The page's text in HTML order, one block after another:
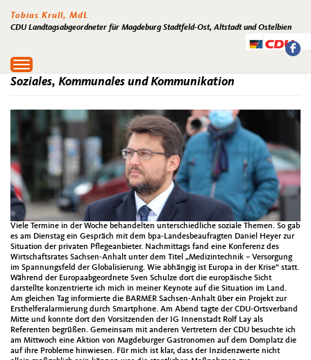
Tobias Krull, MdL
CDU Landtagsabgeordneter für Magdeburg Stadtfeld-Ost, Altstadt und Ostelbien
Toggle
navigation
Soziales, Kommunales und Kommunikation
Viele Termine in der Woche behandelten unterschiedliche soziale Themen. So gab
es am Dienstag ein Gespräch mit dem bpa-Landesbeaufragten Daniel Heyer zur
Situation der privaten Pflegeanbieter. Nachmittags fand eine Konferenz des
Wirtschaftsrates Sachsen-Anhalt unter dem Titel „Medizintechnik – Versorgung
im Spannungsfeld der Globalisierung. Wie abhängig ist Europa in der Krise“ statt.
Während der Europaabgeordnete Sven Schulze dort die europäische Sicht
darstellte konzentrierte ich mich in meiner Keynote auf die Situation im Land.
Am gleichen Tag informierte die BARMER Sachsen-Anhalt über ein Projekt zur
Ersthelferalarmierung durch Smartphone. Am Abend tagte der CDU-Ortsverband
Mitte und konnte dort den Vorsitzenden der IG Innenstadt Rolf Lay als
Referenten begrüßen. Gemeinsam mit anderen Vertretern der CDU besuchte ich
am Mittwoch eine Aktion von Magdeburger Gastronomen auf dem Domplatz die
auf ihre Probleme hinwiesen. Für mich ist klar, dass der Inzidenzwerte nicht